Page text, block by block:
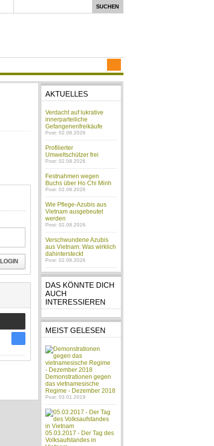
LOGIN
AKTUELLES
Verdacht auf lukrative
innerparteiliche
Gefangenenfreikäufe
Post: 02.08.2026
Profilierter
Umweltschützer frei
Post: 02.08.2026
Festnahmen wegen
Buchs über Ho Chi Minh
Post: 02.08.2026
Wie Pflege-Azubis aus
Vietnam ausgebeutet
werden
Post: 02.08.2026
Verschwundene Azubis
aus Vietnam: Was wirklich
dahintersteckt
Post: 02.08.2026
DAS KÖNNTE DICH
AUCH
INTERESSIEREN
MEIST GELESEN
Demonstrationen gegen
das vietnamesische
Regime - Dezember 2018
Post: 03.01.2019
05.03.2017 - Der Tag des
Volksaufstandes in